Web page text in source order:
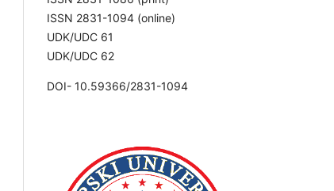
ISSN 2831-1094 (online)
UDK/UDC 61
UDK/UDC 62
DOI- 10.59366/2831-1094